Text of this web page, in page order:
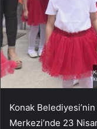
Konak
Merkezi’nde 23